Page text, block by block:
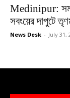
Medinipur:
সবংয়ের দাপুটে
News Desk - July 31,